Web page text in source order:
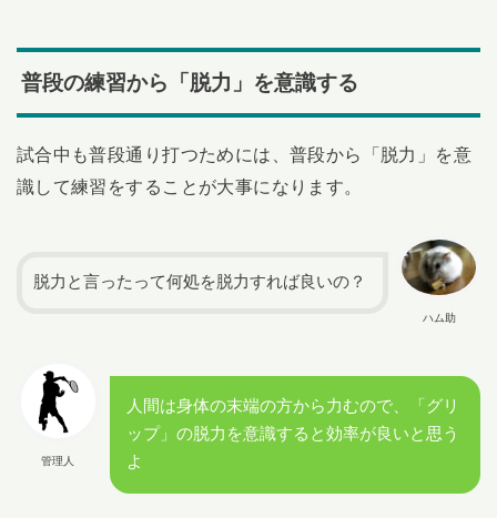
普段の練習から「脱力」を意識する
試合中も普段通り打つためには、普段から「脱力」を意
識して練習をすることが大事になります。
ハム助
脱力と言ったって何処を脱力すれば良いの？
管理人
人間は身体の末端の方から力むので、「グリ
ップ」の脱力を意識すると効率が良いと思う
よ